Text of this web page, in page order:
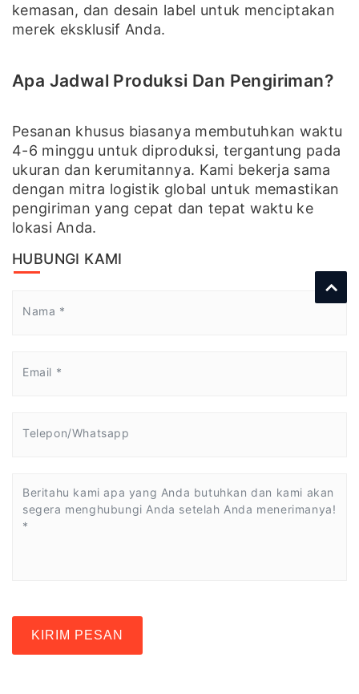
kemasan, dan desain label untuk menciptakan
merek eksklusif Anda.
Apa Jadwal Produksi Dan Pengiriman?
Pesanan khusus biasanya membutuhkan waktu
4-6 minggu untuk diproduksi, tergantung pada
ukuran dan kerumitannya. Kami bekerja sama
dengan mitra logistik global untuk memastikan
pengiriman yang cepat dan tepat waktu ke
lokasi Anda.
HUBUNGI KAMI
KIRIM PESAN